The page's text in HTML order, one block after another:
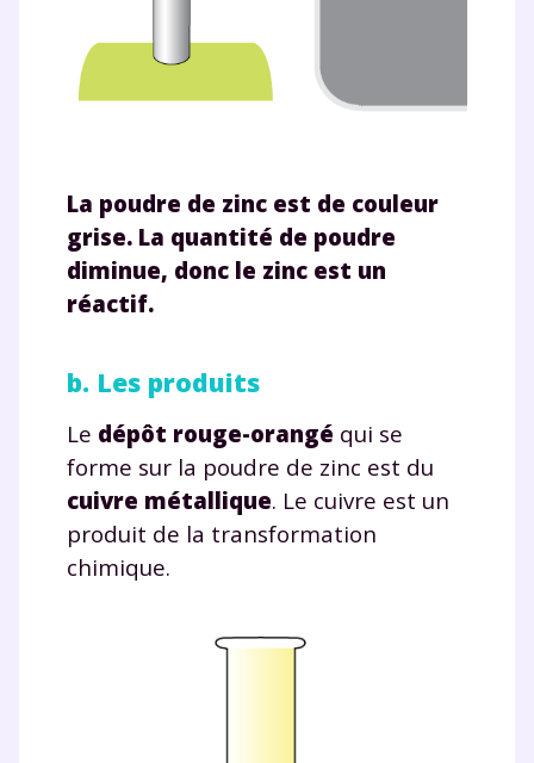
La poudre de zinc est de couleur
grise. La quantité de poudre
diminue, donc le zinc est un
réactif.
b. Les produits
Le dépôt rouge-orangé qui se
forme sur la poudre de zinc est du
cuivre métallique. Le cuivre est un
produit de la transformation
chimique.